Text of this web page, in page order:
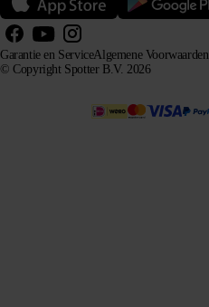
© Copyright Spotter B.V. 2026
Garantie en ServiceAlgemene Voorwaarden